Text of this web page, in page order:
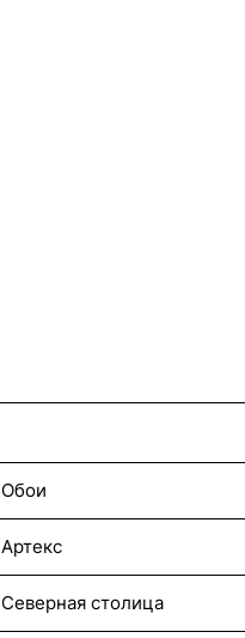
Обои
Артекс
Северная столица